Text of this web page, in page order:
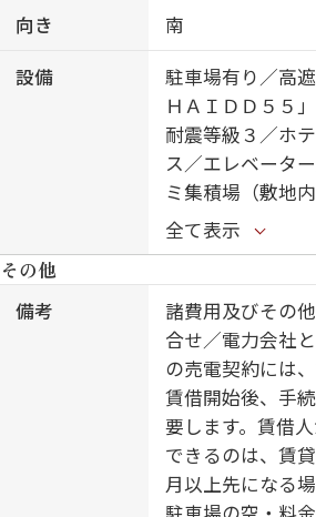
向き
南
設備
駐車場有り／高
ＨＡＩＤＤ５５
耐震等級３／ホ
ス／エレベータ
ミ集積場（敷地
（犬・猫可）／
／オートロック
／ＣＡＴＶ（都
ンガーデンズ／
リー／スライデ
フローリング／
ータイプ）／モ
身ミラー／ダウ
ネット無料（Ｗ
犯ガラス（合せ
応／給湯箇所（
全て表示
その他
備考
諸費用及びその
合せ／電力会社
の売電契約には
賃借開始後、手
要します。賃借
できるのは、賃
月以上先になる